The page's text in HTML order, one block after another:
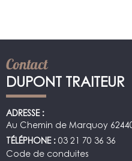
Contact
DUPONT TRAITEUR
ADRESSE :
Au Chemin de Marquoy
TÉLÉPHONE : 03 21 70 36 36
Code de conduites